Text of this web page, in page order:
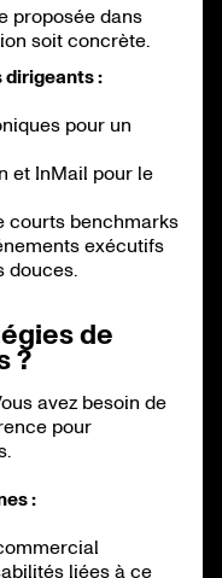
proposée dans
soit concrète.
dirigeants :
pour un
et InMail pour le
courts benchmarks
exécutifs
douces.
de
?
avez besoin de
pour
:
liées à ce